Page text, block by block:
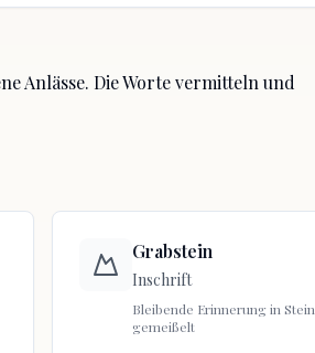
Anlässe. Die Worte vermitteln und
Grabstein
Inschrift
Bleibende Erinnerung in Stein
gemeißelt